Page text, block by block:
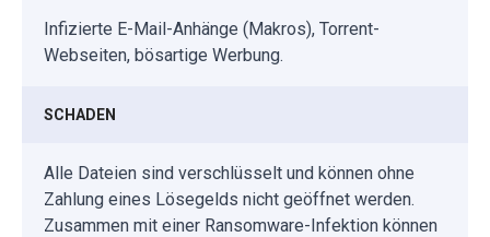
Infizierte E-Mail-Anhänge (Makros), Torrent-
Webseiten, bösartige Werbung.
SCHADEN
Alle Dateien sind verschlüsselt und können ohne
Zahlung eines Lösegelds nicht geöffnet werden.
Zusammen mit einer Ransomware-Infektion können